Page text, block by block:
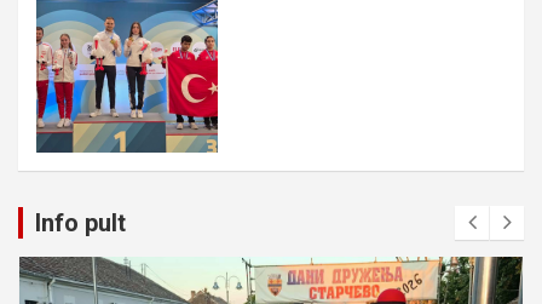
Info pult